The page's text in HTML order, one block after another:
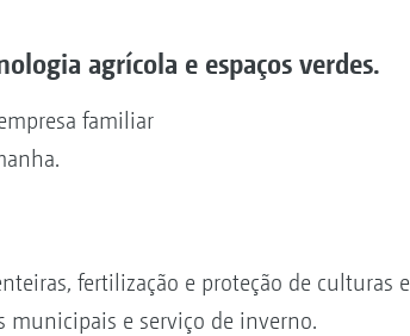
agrícola e espaços verdes.
familiar
fertilização e proteção de culturas e
municipais e serviço de inverno.